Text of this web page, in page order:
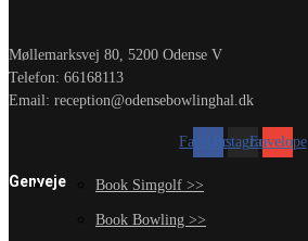
Møllemarksvej 80, 5200 Odense V
Telefon: 66168113
Email: reception@odensebowlinghal.dk
FacebookInstagramEnvelope
Genveje Book Simgolf >>
Book Bowling >>